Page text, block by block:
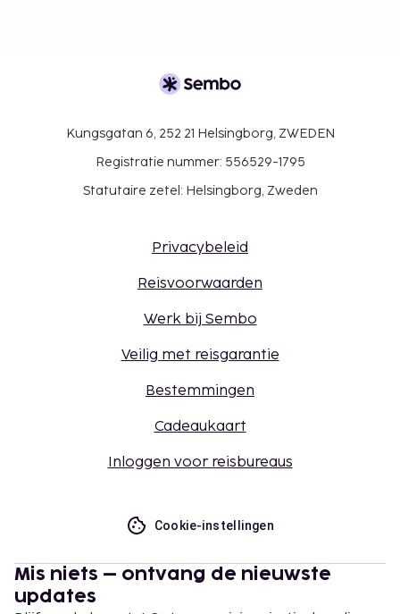
Kungsgatan 6, 252 21 Helsingborg, ZWEDEN
Registratie nummer: 556529-1795
Statutaire zetel: Helsingborg, Zweden
Privacybeleid
Reisvoorwaarden
Werk bij Sembo
Veilig met reisgarantie
Bestemmingen
Cadeaukaart
Inloggen voor reisbureaus
Cookie-instellingen
Mis niets – ontvang de nieuwste
updates